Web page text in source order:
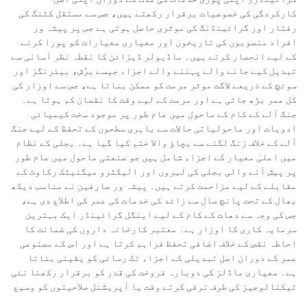
کارکردگی کی خصوصیات برقرار رکھتے ہیں، جس سے مستقل کٹنگ کی
رفتار اور گرائینڈنگ کی موثری حاصل ہوتی ہے جس پر پیشہ ور
افراد منصوبوں کی تاریخوں اور معیاری معیارات کو پورا کرنے
کے لیے انحصار کرتے ہیں۔ ماڈیولر ڈیزائن کا نقطہ نظر آسانی سے
تبدیل کیے جانے والے پہننے والے اجزاء جیسے برُش، بیئرنگز اور
سوئچ کے ذریعے لاگت موثر مرمت کو ممکن بناتا ہے، جس سے اوزار کی
کل عمر بڑھ جاتی ہے اور مرمت کے لیے وقت کا نقصان کم ہوتا ہے۔
جنگ آلے کے کام کے ماحول میں عام طور پر موجود سخت کیمیائی
ادویات اور ماحولیاتی حالات سے باہری سطحوں کے تحفظ کے لیے جنگ
آلے کے خلاف زنگ لگنے سے بچاؤ والا ختم کیا گیا ہے۔ بجلی کے نظام
میں اعلیٰ معیار کے اجزاء شامل ہیں جو صنعتی ماحول میں عام طور
پر پیش آنے والی بجلی کی لہروں اور الیکٹرو میگنیٹک رکاوٹ کے
مقابلے کے لیے مزاحمت کرتے ہیں۔ پیشہ ور صارفین نے مناسب دیکھ
بھال کے تحت پانچ سال سے زائد کی خدمات کی عمر کی اطلاع دی ہے،
جس کی وجہ سے دھات کے کام کے لیے اینگل گرائینڈر ایک بہترین
سرمایہ کاری کا اوزار ہے۔ معتبر کارخانہ داروں کی ضمانت کا
احاطہ نقص کے خلاف اضافی تحفظ فراہم کرتا ہے اور اس کے مصنوعی
عمر کے دوران اصل تبدیلی کے اجزاء تک رسائی کو یقینی بناتا
ہے۔ معیاری ماڈلز کی دوبارہ فروخت کی قدر کو برقرار رکھنا نئی
ٹیکنالوجیز کی طرف ترقی کرتے وقت یا آپریشنل صلاحیتوں کو وسیع